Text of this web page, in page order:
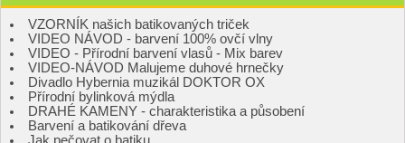
VZORNÍK našich batikovaných triček
VIDEO NÁVOD - barvení 100% ovčí vlny
VIDEO - Přírodní barvení vlasů - Mix barev
VIDEO-NÁVOD Malujeme duhové hrnečky
Divadlo Hybernia muzikál DOKTOR OX
Přírodní bylinková mýdla
DRAHÉ KAMENY - charakteristika a působení
Barvení a batikování dřeva
Jak pečovat o batiku